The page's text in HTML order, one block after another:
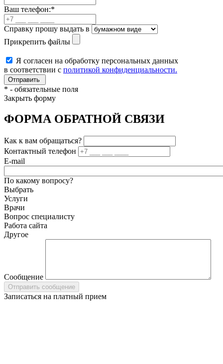
Ваш телефон:*
Справку прошу выдать в
Прикрепить файлы
Я согласен на обработку персональных данных
в соответствии с политикой конфиденциальности.
* - обязательные поля
Закрыть форму
ФОРМА ОБРАТНОЙ СВЯЗИ
Как к вам обращаться?
Контактный телефон
E-mail
По какому вопросу?
Выбрать
Услуги
Врачи
Вопрос специалисту
Работа сайта
Другое
Сообщение
Записаться на платный прием